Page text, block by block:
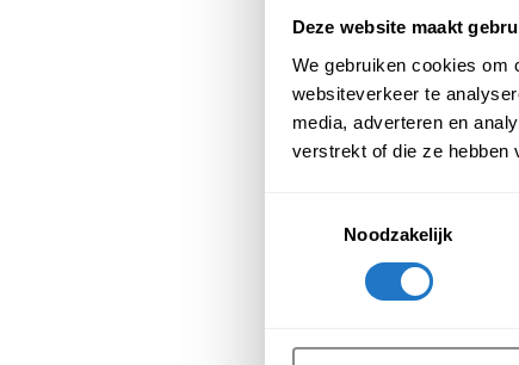
Deze website maakt
We gebruiken cookies om
websiteverkeer te
media, adverteren en
verstrekt of die ze hebben
Noodzakelijk